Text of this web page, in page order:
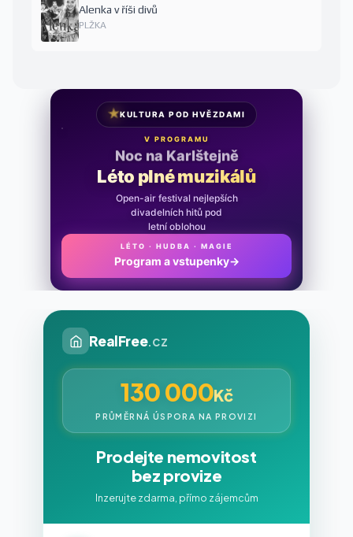
Alenka v říši divů
PLŽKA
★KULTURA POD HVĚZDAMI
V PROGRAMU
Noc na Karlštejně
Léto plné muzikálů
Open-air festival nejlepších
divadelních hitů pod
letní oblohou
LÉTO · HUDBA · MAGIE
Program a vstupenky →
RealFree.cz
130 000Kč
PRŮMĚRNÁ ÚSPORA NA PROVIZI
Prodejte nemovitost
bez provize
Inzerujte zdarma, přímo zájemcům